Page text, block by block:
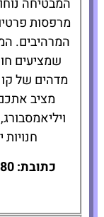
המבטיחה
מרפסות
המרהיבים.
שמציעים
מדהים של קו
מציב
חנויות